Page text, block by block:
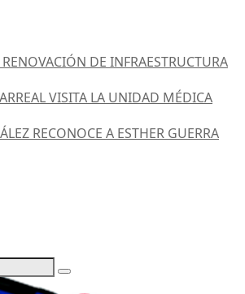
DE INFRAESTRUCTURA
VISITA LA UNIDAD MÉDICA
RECONOCE A ESTHER GUERRA